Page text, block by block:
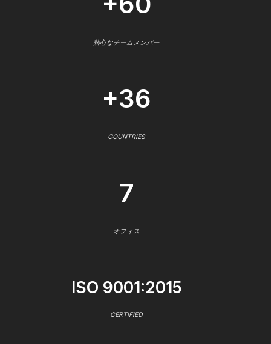
熱心なチームメンバー
+36
COUNTRIES
7
オフィス
ISO 9001:2015
CERTIFIED